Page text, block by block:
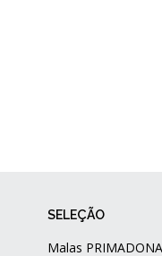
SELEÇÃO
Malas PRIMADONA